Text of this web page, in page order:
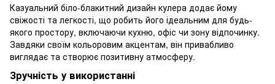
Казуальний біло-блакитний дизайн кулера додає йому
свіжості та легкості, що робить його ідеальним для будь-
якого простору, включаючи кухню, офіс чи зону відпочинку.
Завдяки своїм кольоровим акцентам, він привабливо
виглядає та створює позитивну атмосферу.
Зручність у використанні